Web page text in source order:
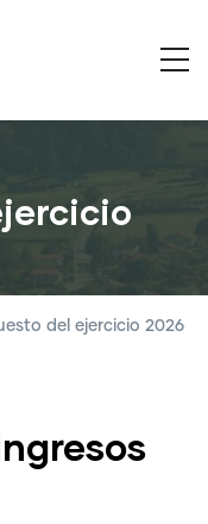
del ejercicio 2026